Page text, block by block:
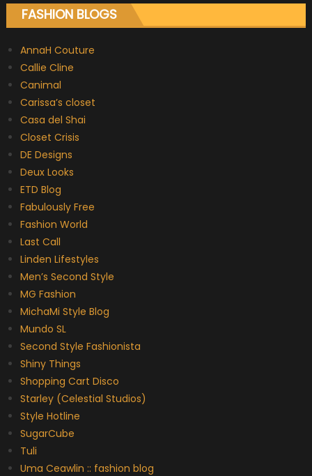
FASHION BLOGS
AnnaH Couture
Callie Cline
Canimal
Carissa’s closet
Casa del Shai
Closet Crisis
DE Designs
Deux Looks
ETD Blog
Fabulously Free
Fashion World
Last Call
Linden Lifestyles
Men’s Second Style
MG Fashion
MichaMi Style Blog
Mundo SL
Second Style Fashionista
Shiny Things
Shopping Cart Disco
Starley (Celestial Studios)
Style Hotline
SugarCube
Tuli
Uma Ceawlin :: fashion blog